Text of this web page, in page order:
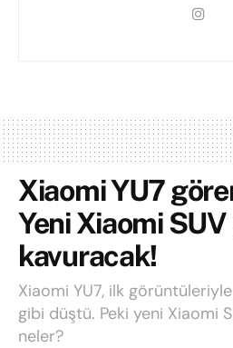
Xiaomi YU7
Yeni Xiaomi SUV
kavuracak!
Xiaomi YU7, ilk
gibi düştü. Peki yeni Xiaomi
neler?